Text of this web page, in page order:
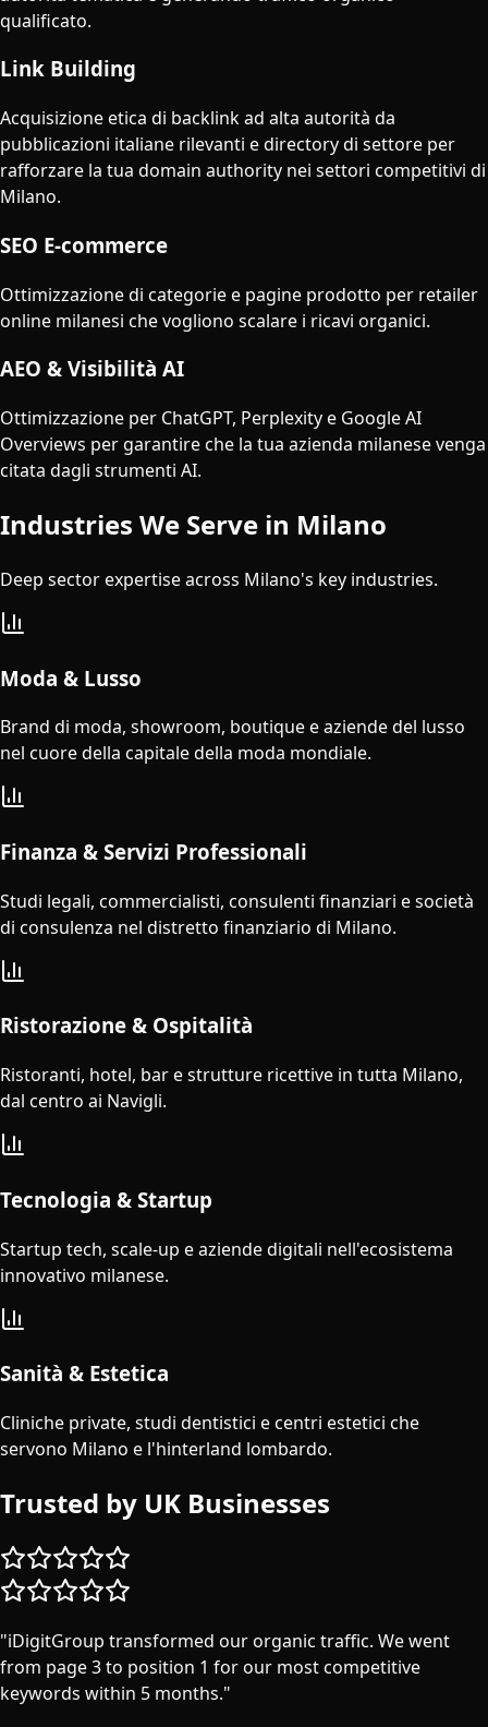
qualificato.
Link Building
Acquisizione etica di backlink ad alta autorità da
pubblicazioni italiane rilevanti e directory di settore per
rafforzare la tua domain authority nei settori competitivi di
Milano.
SEO E-commerce
Ottimizzazione di categorie e pagine prodotto per retailer
online milanesi che vogliono scalare i ricavi organici.
AEO & Visibilità AI
Ottimizzazione per ChatGPT, Perplexity e Google AI
Overviews per garantire che la tua azienda milanese venga
citata dagli strumenti AI.
Industries We Serve in Milano
Deep sector expertise across Milano's key industries.
Moda & Lusso
Brand di moda, showroom, boutique e aziende del lusso
nel cuore della capitale della moda mondiale.
Finanza & Servizi Professionali
Studi legali, commercialisti, consulenti finanziari e società
di consulenza nel distretto finanziario di Milano.
Ristorazione & Ospitalità
Ristoranti, hotel, bar e strutture ricettive in tutta Milano,
dal centro ai Navigli.
Tecnologia & Startup
Startup tech, scale-up e aziende digitali nell'ecosistema
innovativo milanese.
Sanità & Estetica
Cliniche private, studi dentistici e centri estetici che
servono Milano e l'hinterland lombardo.
Trusted by UK Businesses
"iDigitGroup transformed our organic traffic. We went
from page 3 to position 1 for our most competitive
keywords within 5 months."